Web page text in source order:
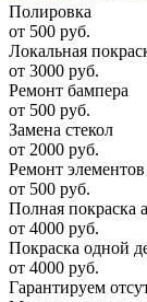
Полировка
от 500 руб.
Локальная
от 3000 руб.
Ремонт бампера
от 500 руб.
Замена стекол
от 2000 руб.
Ремонт элементов
от 500 руб.
Полная покраска
от 4000 руб.
Покраска одной
от 4000 руб.
Гарантируем